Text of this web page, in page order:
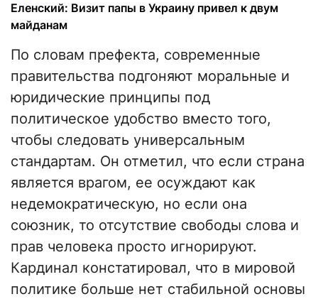
Еленский: Визит папы в Украину привел к двум
майданам
По словам префекта, современные
правительства подгоняют моральные и
юридические принципы под
политическое удобство вместо того,
чтобы следовать универсальным
стандартам. Он отметил, что если страна
является врагом, ее осуждают как
недемократическую, но если она
союзник, то отсутствие свободы слова и
прав человека просто игнорируют.
Кардинал констатировал, что в мировой
политике больше нет стабильной основы